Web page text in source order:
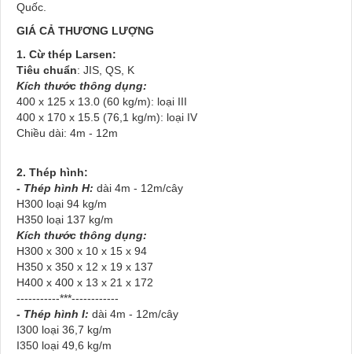
Quốc.
GIÁ CẢ THƯƠNG LƯỢNG
1. Cừ thép Larsen:
Tiêu chuẩn: JIS, QS, K
Kích thước thông dụng:
400 x 125 x 13.0 (60 kg/m): loại III
400 x 170 x 15.5 (76,1 kg/m): loại IV
Chiều dài: 4m - 12m
2. Thép hình:
- Thép hình H: dài 4m - 12m/cây
H300 loại 94 kg/m
H350 loại 137 kg/m
Kích thước thông dụng:
H300 x 300 x 10 x 15 x 94
H350 x 350 x 12 x 19 x 137
H400 x 400 x 13 x 21 x 172
-----------***------------
- Thép hình I: dài 4m - 12m/cây
I300 loại 36,7 kg/m
I350 loại 49,6 kg/m